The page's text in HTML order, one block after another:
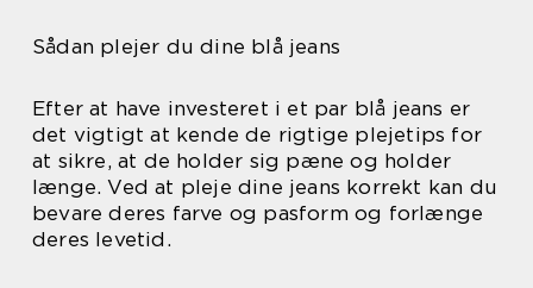
Sådan plejer du dine blå jeans
Efter at have investeret i et par blå jeans er
det vigtigt at kende de rigtige plejetips for
at sikre, at de holder sig pæne og holder
længe. Ved at pleje dine jeans korrekt kan du
bevare deres farve og pasform og forlænge
deres levetid.